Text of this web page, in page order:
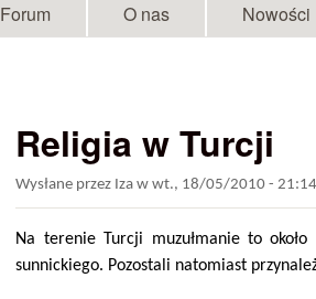
Forum O nas Nowości
Religia w Turcji
Wysłane przez Iza wwt., 18/05/2010 - 21:14
Na terenie Turcji muzułmanie to około
sunnickiego. Pozostali natomiast